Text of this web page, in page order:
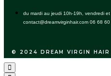
du mardi au jeudi 10h-19h, vendredi
contact@dreamvirginhair.com 06 68
© 2024 DREAM VIRGIN HAIR